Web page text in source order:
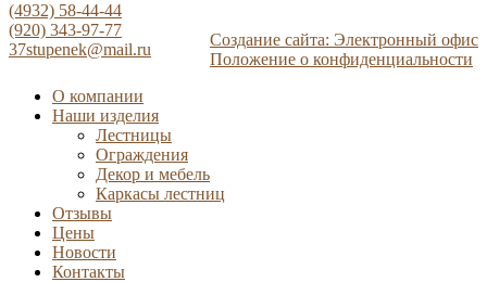
(4932) 58-44-44
(920) 343-97-77
37stupenek@mail.ru
Создание сайта: Электронный офис
Положение о конфиденциальности
О компании
Наши изделия
Лестницы
Ограждения
Декор и мебель
Каркасы лестниц
Отзывы
Цены
Новости
Контакты